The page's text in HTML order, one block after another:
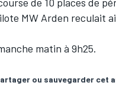
MW Arden reculait
matin à 9h25.
ou sauvegarder cet